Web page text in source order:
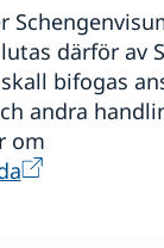
därför av
bifogas
andra
om